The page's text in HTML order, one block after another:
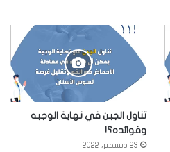
تناول الجبن في نهاية الوجبه
وفوائده؟!
23 ديسمبر، 2022